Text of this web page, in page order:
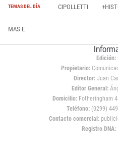
TEMAS DEL DÍA CIPOLLETTI
MAS E
Edición:
Propietario:
Director: Juan
Editor General:
Domicilio:Fotheringham
Teléfono: (0299)
Contacto comercial:
Registro